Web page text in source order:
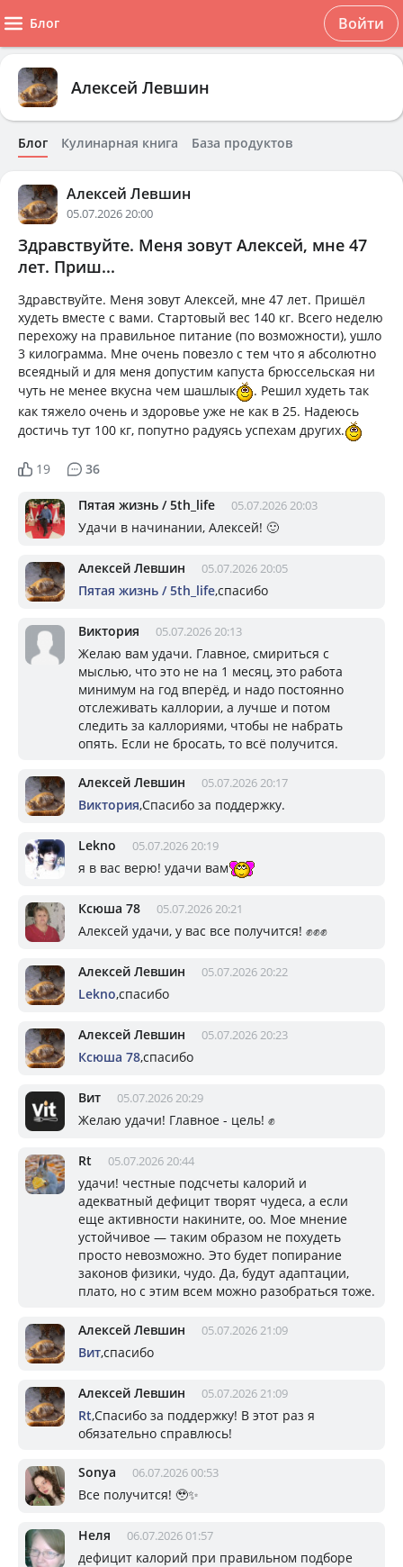
Блог Войти
Алексей Левшин
Блог Кулинарная книга База продуктов
Алексей Левшин
05.07.2026 20:00
Здравствуйте. Меня зовут Алексей, мне 47
лет. Приш...
Здравствуйте. Меня зовут Алексей, мне 47 лет. Пришёл
худеть вместе с вами. Стартовый вес 140 кг. Всего неделю
перехожу на правильное питание (по возможности), ушло
3 килограмма. Мне очень повезло с тем что я абсолютно
всеядный и для меня допустим капуста брюссельская ни
чуть не менее вкусна чем шашлык
. Решил худеть так
как тяжело очень и здоровье уже не как в 25. Надеюсь
достичь тут 100 кг, попутно радуясь успехам других.
19 36
Пятая жизнь / 5th_life 05.07.2026 20:03
Удачи в начинании, Алексей! 🙂
Алексей Левшин 05.07.2026 20:05
Пятая жизнь / 5th_life,спасибо
Виктория 05.07.2026 20:13
Желаю вам удачи. Главное, смириться с
мыслью, что это не на 1 месяц, это работа
минимум на год вперёд, и надо постоянно
отслеживать каллории, а лучше и потом
следить за каллориями, чтобы не набрать
опять. Если не бросать, то всё получится.
Алексей Левшин 05.07.2026 20:17
Виктория,Спасибо за поддержку.
Lekno 05.07.2026 20:19
я в вас верю! удачи вам
Ксюша 78 05.07.2026 20:21
Алексей удачи, у вас все получится! ✊✊✊
Алексей Левшин 05.07.2026 20:22
Lekno,спасибо
Алексей Левшин 05.07.2026 20:23
Ксюша 78,спасибо
Вит 05.07.2026 20:29
Желаю удачи! Главное - цель! ✊
Rt 05.07.2026 20:44
удачи! честные подсчеты калорий и
адекватный дефицит творят чудеса, а если
еще активности накините, оо. Мое мнение
устойчивое — таким образом не похудеть
просто невозможно. Это будет попирание
законов физики, чудо. Да, будут адаптации,
плато, но с этим всем можно разобраться тоже.
Алексей Левшин 05.07.2026 21:09
Вит,спасибо
Алексей Левшин 05.07.2026 21:09
Rt,Спасибо за поддержку! В этот раз я
обязательно справлюсь!
Sonya 06.07.2026 00:53
Все получится! 🥹✨
Неля 06.07.2026 01:57
дефицит калорий при правильном подборе